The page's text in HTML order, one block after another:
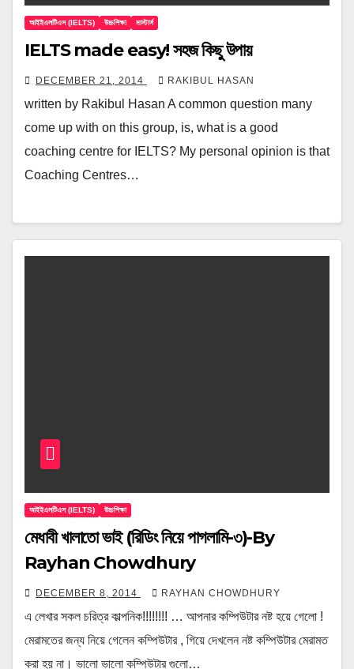
আইইএলটিএস (IELTS) উচ্চশিক্ষা মাস্টার্স
IELTS made easy! সহজ কিছু উপায়
DECEMBER 21, 2014 RAKIBUL HASAN
written by Rakibul Hasan A common question many
come up with on this group, is, what is a good
coaching centre for IELTS? My personal opinion is that
Coaching Centres…
আইইএলটিএস (IELTS) উচ্চশিক্ষা
মেধাবী খালাতো ভাই (রিডিং নিয়ে পাগলামি-৩)-By
Rayhan Chowdhury
DECEMBER 8, 2014 RAYHAN CHOWDHURY
এ লেখার সকল চরিত্র কাল্পনিক!!!!!!!! … আপনার কম্পিউটার নষ্ট হয়ে গেলো !
মেরামতের জন্য নিয়ে গেলেন কম্পিউটার , গিয়ে দেখলেন নষ্ট কম্পিউটার মেরামত
করা হয় না। ভালো ভালো কম্পিউটার গুলো…